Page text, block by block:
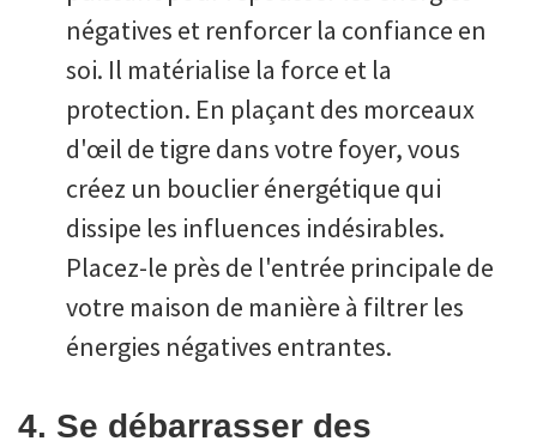
négatives et renforcer la confiance en
soi. Il matérialise la force et la
protection. En plaçant des morceaux
d'œil de tigre dans votre foyer, vous
créez un bouclier énergétique qui
dissipe les influences indésirables.
Placez-le près de l'entrée principale de
votre maison de manière à filtrer les
énergies négatives entrantes.
4. Se débarrasser des